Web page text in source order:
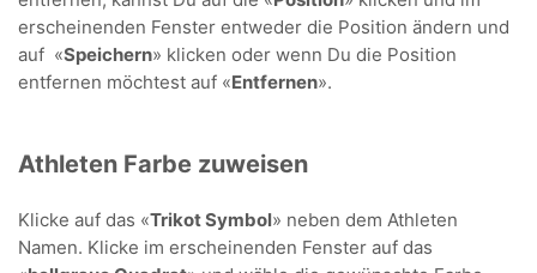
erscheinenden Fenster entweder die Position ändern und
auf «Speichern» klicken oder wenn Du die Position
entfernen möchtest auf «Entfernen».
Athleten Farbe zuweisen
Klicke auf das «Trikot Symbol» neben dem Athleten
Namen. Klicke im erscheinenden Fenster auf das